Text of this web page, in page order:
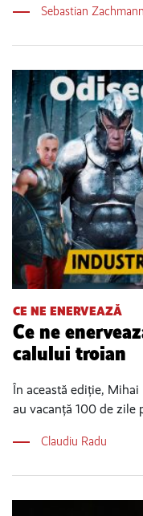
Sebastian Zachmann
CE NE ENERVEAZĂ
Ce ne
calului troian
În această ediție,
au vacanță 100 de zile
Claudiu Radu